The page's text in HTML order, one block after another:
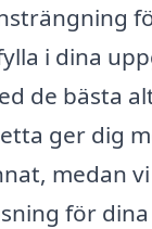
i dina
de bästa
ger dig
medan
för